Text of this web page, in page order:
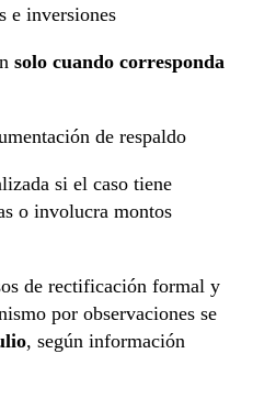
e inversiones
solo cuando corresponda
de respaldo
si el caso tiene
o involucra montos
de rectificación formal y
por observaciones se
, según información